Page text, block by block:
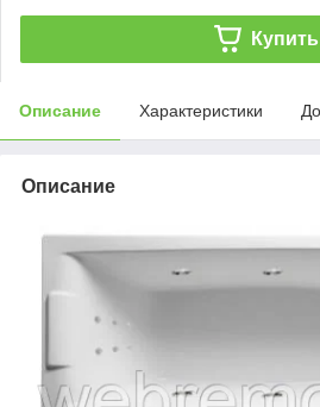
Купить
Описание Характеристики
Описание